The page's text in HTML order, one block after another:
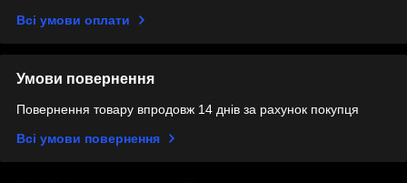
Всі умови оплати
Умови повернення
Повернення товару впродовж 14 днів за рахунок покупця
Всі умови повернення